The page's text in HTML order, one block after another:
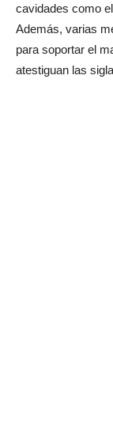
cavidades como
Además, varias
para soportar el
atestiguan las